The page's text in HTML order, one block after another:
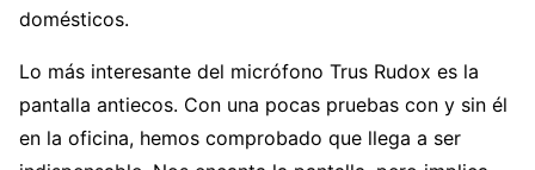
domésticos.
Lo más interesante del micrófono Trus Rudox es la
pantalla antiecos. Con una pocas pruebas con y sin él
en la oficina, hemos comprobado que llega a ser